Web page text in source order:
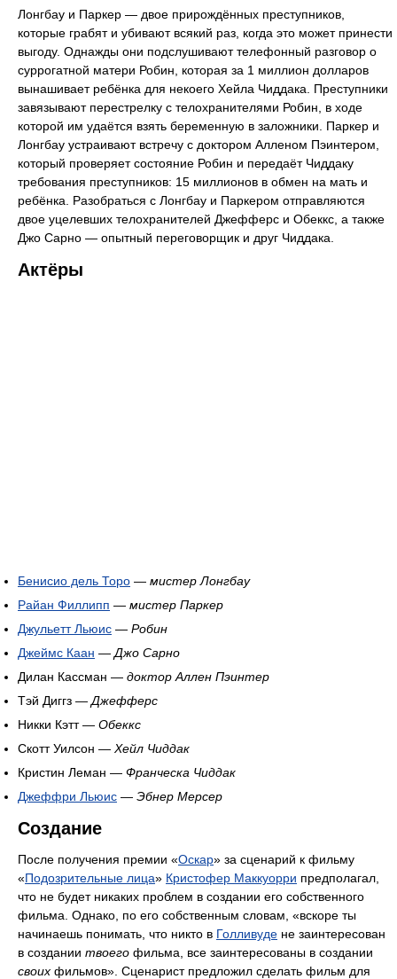
Лонгбау и Паркер — двое прирождённых преступников,
которые грабят и убивают всякий раз, когда это может принести
выгоду. Однажды они подслушивают телефонный разговор о
суррогатной матери Робин, которая за 1 миллион долларов
вынашивает ребёнка для некоего Хейла Чиддака. Преступники
завязывают перестрелку с телохранителями Робин, в ходе
которой им удаётся взять беременную в заложники. Паркер и
Лонгбау устраивают встречу с доктором Алленом Пэинтером,
который проверяет состояние Робин и передаёт Чиддаку
требования преступников: 15 миллионов в обмен на мать и
ребёнка. Разобраться с Лонгбау и Паркером отправляются
двое уцелевших телохранителей Джефферс и Обеккс, а также
Джо Сарно — опытный переговорщик и друг Чиддака.
Актёры
Бенисио дель Торо — мистер Лонгбау
Райан Филлипп — мистер Паркер
Джульетт Льюис — Робин
Джеймс Каан — Джо Сарно
Дилан Кассман — доктор Аллен Пэинтер
Тэй Диггз — Джефферс
Никки Кэтт — Обеккс
Скотт Уилсон — Хейл Чиддак
Кристин Леман — Франческа Чиддак
Джеффри Льюис — Эбнер Мерсер
Создание
После получения премии «Оскар» за сценарий к фильму
«Подозрительные лица» Кристофер Маккуорри предполагал,
что не будет никаких проблем в создании его собственного
фильма. Однако, по его собственным словам, «вскоре ты
начинаешь понимать, что никто в Голливуде не заинтересован
в создании твоего фильма, все заинтересованы в создании
своих фильмов». Сценарист предложил сделать фильм для